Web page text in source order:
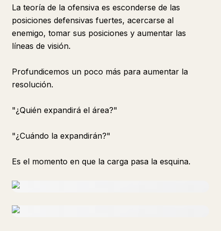
La teoría de la ofensiva es esconderse de las
posiciones defensivas fuertes, acercarse al
enemigo, tomar sus posiciones y aumentar las
líneas de visión.
Profundicemos un poco más para aumentar la
resolución.
"¿Quién expandirá el área?"
"¿Cuándo la expandirán?"
Es el momento en que la carga pasa la esquina.